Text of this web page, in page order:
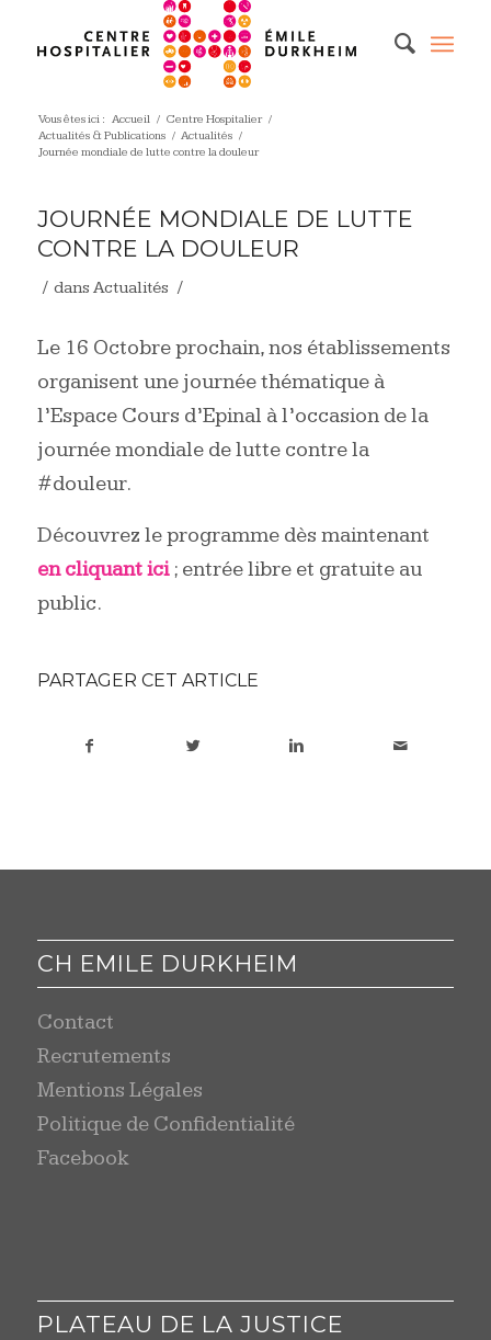
Vous êtes ici : Accueil / Centre Hospitalier /
Actualités & Publications / Actualités /
Journée mondiale de lutte contre la douleur
JOURNÉE MONDIALE DE LUTTE
CONTRE LA DOULEUR
/ dans Actualités /
Le 16 Octobre prochain, nos établissements
organisent une journée thématique à
l’Espace Cours d’Epinal à l’occasion de la
journée mondiale de lutte contre la
#douleur.
Découvrez le programme dès maintenant
en cliquant ici; entrée libre et gratuite au
public.
PARTAGER CET ARTICLE
CH EMILE DURKHEIM
Contact
Recrutements
Mentions Légales
Politique de Confidentialité
Facebook
PLATEAU DE LA JUSTICE